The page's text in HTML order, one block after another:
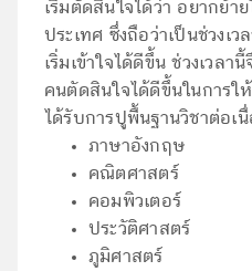
เริ่มตัดสินใจได้ว่า อยากย้าย
ประเทศ ซึ่งถือว่าเป็นช่วงเ
เริ่มเข้าใจได้ดีขึ้น ช่วงเวล
คนตัดสินใจได้ดีขึ้นในการใ
ได้รับการปูพื้นฐานวิชาต่อเนื่
ภาษาอังกฤษ
คณิตศาสตร์
คอมพิวเตอร์
ประวัติศาสตร์
ภูมิศาสตร์